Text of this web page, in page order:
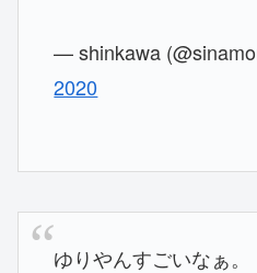
— shinkawa
2020
ゆりやんすごいなぁ。